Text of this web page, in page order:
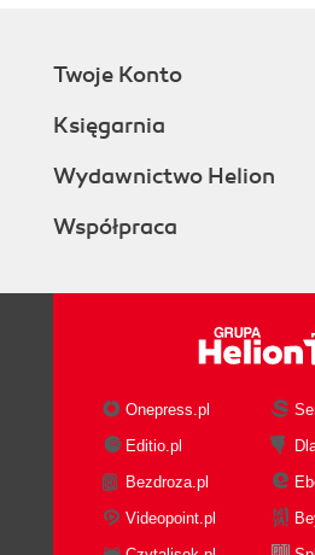
Twoje Konto
Księgarnia
Wydawnictwo Helion
Współpraca
Onepress.pl
Editio.pl
Bezdroza.pl
Videopoint.pl